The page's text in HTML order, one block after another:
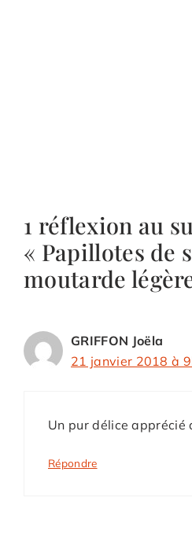
1 réflexion au
« Papillotes de
moutarde
GRIFFON Joëla
21 janvier 2018 à
Un pur délice apprécié
Répondre